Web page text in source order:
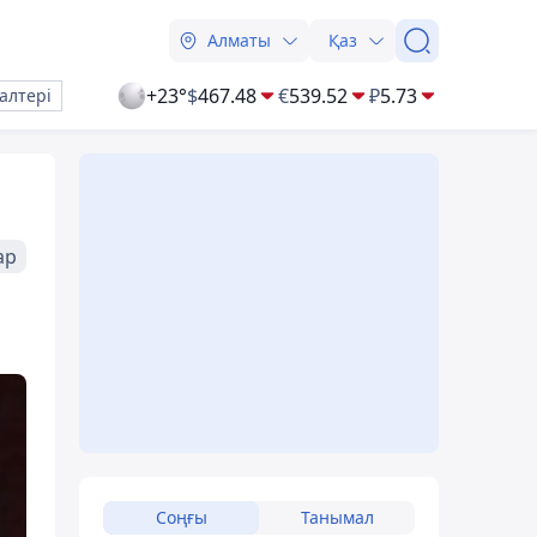
Алматы Қаз
+23°$467.48 €539.52 ₽5.73
Соңғы Танымал